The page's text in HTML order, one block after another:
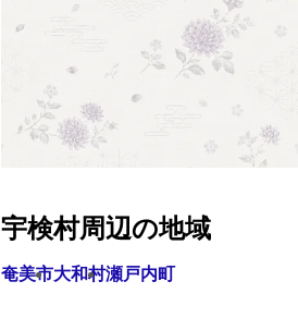
宇検村周辺の地域
奄美市大和村瀬戸内町